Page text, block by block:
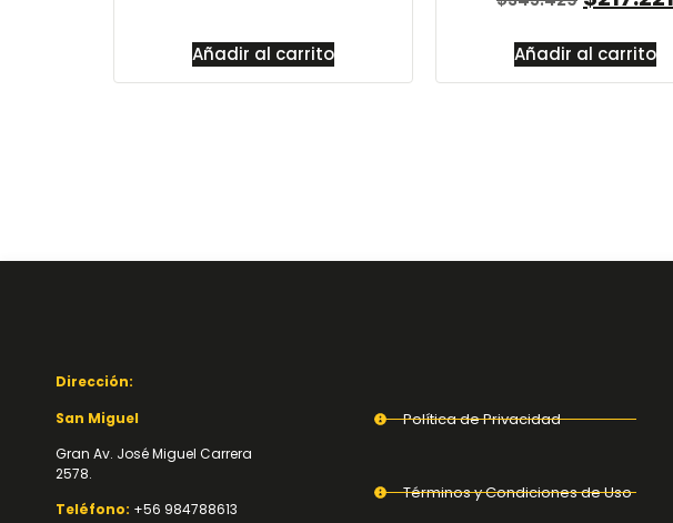
Añadir al carrito Añadir al carrito
Dirección:
San Miguel
Gran Av. José Miguel Carrera
2578.
Teléfono: +56 984788613
Política de Privacidad
Términos y Condiciones de Uso